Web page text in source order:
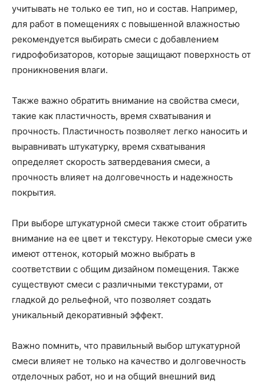
учитывать не только ее тип, но и состав. Например,
для работ в помещениях с повышенной влажностью
рекомендуется выбирать смеси с добавлением
гидрофобизаторов, которые защищают поверхность от
проникновения влаги.
Также важно обратить внимание на свойства смеси,
такие как пластичность, время схватывания и
прочность. Пластичность позволяет легко наносить и
выравнивать штукатурку, время схватывания
определяет скорость затвердевания смеси, а
прочность влияет на долговечность и надежность
покрытия.
При выборе штукатурной смеси также стоит обратить
внимание на ее цвет и текстуру. Некоторые смеси уже
имеют оттенок, который можно выбрать в
соответствии с общим дизайном помещения. Также
существуют смеси с различными текстурами, от
гладкой до рельефной, что позволяет создать
уникальный декоративный эффект.
Важно помнить, что правильный выбор штукатурной
смеси влияет не только на качество и долговечность
отделочных работ, но и на общий внешний вид